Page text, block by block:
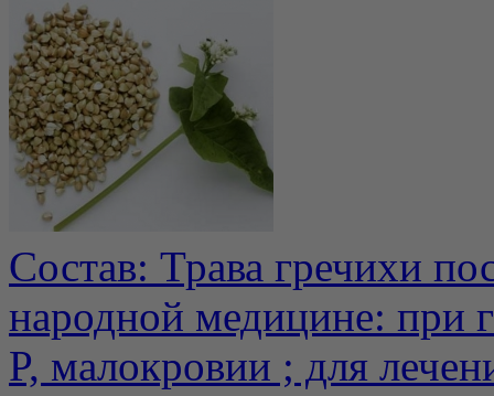
Состав: Трава гречихи
народной медицине: при
P, малокровии ; для